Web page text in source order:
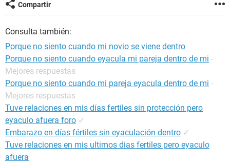
GLOSARIO
Compartir
Consulta también:
Porque no siento cuando mi novio se viene dentro
Porque no siento cuando eyacula mi pareja dentro de mi -
Mejores respuestas
Porque no siento cuando mi pareja eyacula dentro de mi -
Mejores respuestas
Tuve relaciones en mis días fertiles sin protección pero
eyaculo afuera foro ✓
Embarazo en días fértiles sin eyaculación dentro ✓
Tuve relaciones en mis ultimos dias fertiles pero eyaculo
afuera